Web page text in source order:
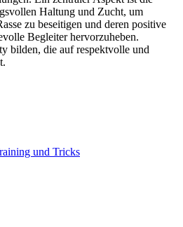
Haltung und Zucht, um
zu beseitigen und deren positive
Begleiter hervorzuheben.
bilden, die auf respektvolle und
und Tricks